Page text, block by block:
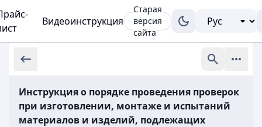
Видеоинструкция
Старая
версия
сайта
Инструкция о порядке проведения проверок
при изготовлении, монтаже и испытаний
материалов и изделий, подлежащих